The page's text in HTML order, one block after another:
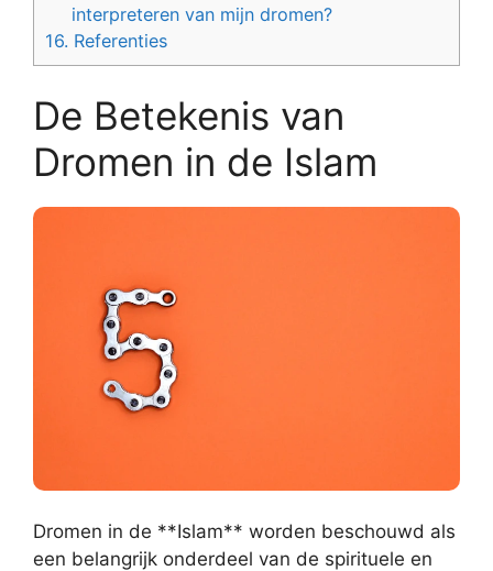
interpreteren van mijn dromen?
16. Referenties
De Betekenis van
Dromen in de Islam
Dromen in de **Islam** worden beschouwd als
een belangrijk onderdeel van de spirituele en